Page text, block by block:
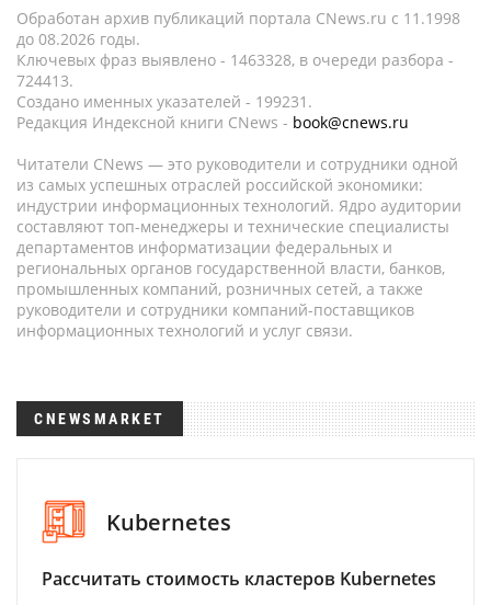
Обработан архив публикаций портала CNews.ru c 11.1998
до 08.2026 годы.
Ключевых фраз выявлено - 1463328, в очереди разбора -
724413.
Создано именных указателей - 199231.
Редакция Индексной книги CNews - book@cnews.ru
Читатели CNews — это руководители и сотрудники одной
из самых успешных отраслей российской экономики:
индустрии информационных технологий. Ядро аудитории
составляют топ-менеджеры и технические специалисты
департаментов информатизации федеральных и
региональных органов государственной власти, банков,
промышленных компаний, розничных сетей, а также
руководители и сотрудники компаний-поставщиков
информационных технологий и услуг связи.
CNEWSMARKET
Kubernetes
Рассчитать стоимость кластеров Kubernetes